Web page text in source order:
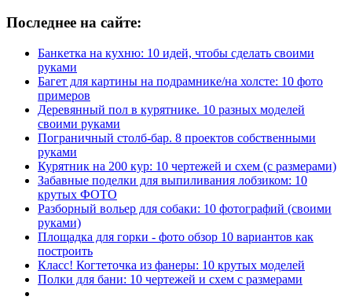
Последнее на сайте:
Банкетка на кухню: 10 идей, чтобы сделать своими
руками
Багет для картины на подрамнике/на холсте: 10 фото
примеров
Деревянный пол в курятнике. 10 разных моделей
своими руками
Пограничный столб-бар. 8 проектов собственными
руками
Курятник на 200 кур: 10 чертежей и схем (с размерами)
Забавные поделки для выпиливания лобзиком: 10
крутых ФОТО
Разборный вольер для собаки: 10 фотографий (своими
руками)
Площадка для горки - фото обзор 10 вариантов как
построить
Класс! Когтеточка из фанеры: 10 крутых моделей
Полки для бани: 10 чертежей и схем с размерами